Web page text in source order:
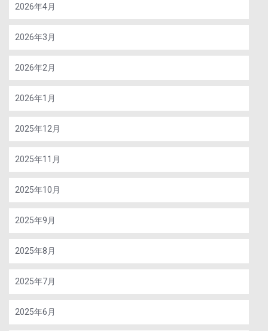
2026年4月
2026年3月
2026年2月
2026年1月
2025年12月
2025年11月
2025年10月
2025年9月
2025年8月
2025年7月
2025年6月